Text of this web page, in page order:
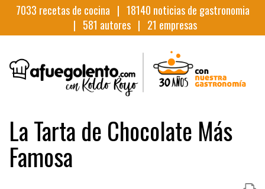
7033 recetas de cocina | 18140 noticias de gastronomia
| 581 autores | 21 empresas
La Tarta de Chocolate Más
Famosa